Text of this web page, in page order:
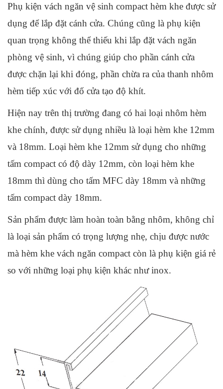
Phụ kiện vách ngăn vệ sinh compact hèm khe được sử
dụng để lắp đặt cánh cửa. Chúng cũng là phụ kiện
quan trọng không thể thiếu khi lắp đặt vách ngăn
phòng vệ sinh, vì chúng giúp cho phần cánh cửa
được chặn lại khi đóng, phần chừa ra của thanh nhôm
hèm tiếp xúc với đố cửa tạo độ khít.
Hiện nay trên thị trường đang có hai loại nhôm hèm
khe chính, được sử dụng nhiều là loại hèm khe 12mm
và 18mm. Loại hèm khe 12mm sử dụng cho những
tấm compact có độ dày 12mm, còn loại hèm khe
18mm thì dùng cho tấm MFC dày 18mm và những
tấm compact dày 18mm.
Sản phẩm được làm hoàn toàn bằng nhôm, không chỉ
là loại sản phẩm có trọng lượng nhẹ, chịu được nước
mà hèm khe vách ngăn compact còn là phụ kiện giá rẻ
so với những loại phụ kiện khác như inox.